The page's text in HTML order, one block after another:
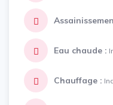
Eau chaude :
Chauffage :